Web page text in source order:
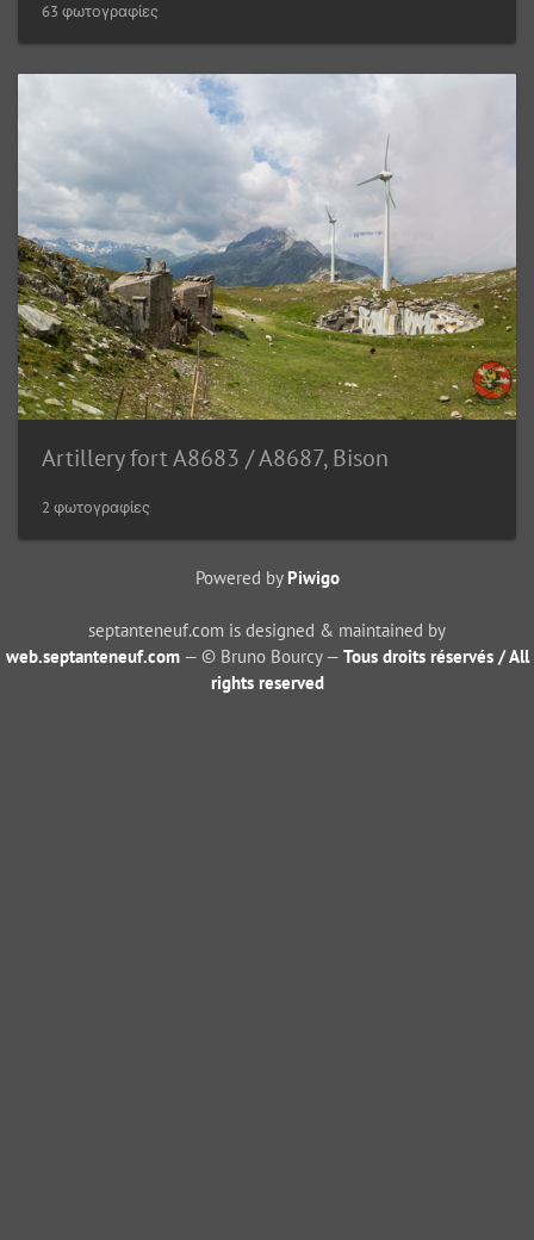
63 φωτογραφίες
Artillery fort A8683 / A8687, Bison
2 φωτογραφίες
Powered by Piwigo
septanteneuf.com is designed & maintained by
web.septanteneuf.com— © Bruno Bourcy — Tous droits réservés / All
rights reserved